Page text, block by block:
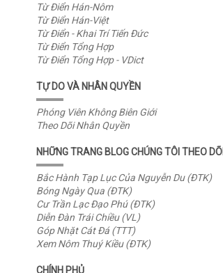
Từ Điển Hán-Nôm
Từ Điển Hán-Việt
Từ Điển - Khai Trí Tiến Đức
Từ Điển Tổng Hợp
Từ Điển Tổng Hợp - VDict
TỰ DO VÀ NHÂN QUYỀN
Phóng Viên Không Biên Giới
Theo Dõi Nhân Quyền
NHỮNG TRANG BLOG CHÚNG TÔI THEO DÕI
Bắc Hành Tạp Lục Của Nguyễn Du (ĐTK)
Bóng Ngày Qua (ĐTK)
Cư Trần Lạc Đạo Phú (ĐTK)
Diễn Đàn Trái Chiều (VL)
Góp Nhặt Cát Đá (TTT)
Xem Nôm Thuý Kiều (ĐTK)
CHÍNH PHỦ